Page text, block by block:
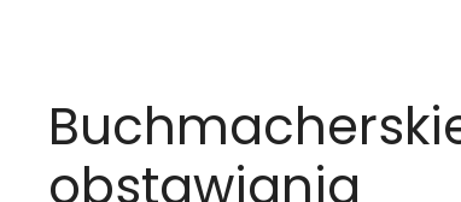
obstawiania